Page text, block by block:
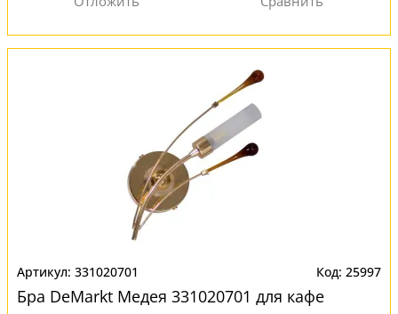
331020701 25997
Бра DeMarkt Медея 331020701 для кафе